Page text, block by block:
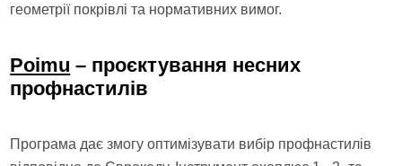
геометрії покрівлі та нормативних вимог.
Poimu – проєктування несних
профнастилів
Програма дає змогу оптимізувати вибір профнастилів